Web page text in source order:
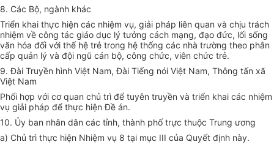
8. Các Bộ, ngành khác
Triển khai thực hiện các nhiệm vụ, giải pháp liên quan và chịu trách
nhiệm về công tác giáo dục lý tưởng cách mạng, đạo đức, lối sống
văn hóa đối với thế hệ trẻ trong hệ thống các nhà trường theo phân
cấp quản lý và đội ngũ cán bộ, công chức, viên chức trẻ.
9. Đài Truyền hình Việt Nam, Đài Tiếng nói Việt Nam, Thông tấn xã
Việt Nam
Phối hợp với cơ quan chủ trì để tuyên truyền và triển khai các nhiệm
vụ giải pháp để thực hiệnĐề án.
10. Ủy ban nhân dân các tỉnh, thành phố trực thuộc Trung ương
a) Chủ trì thực hiện Nhiệm vụ 8 tại mục III của Quyết định này.